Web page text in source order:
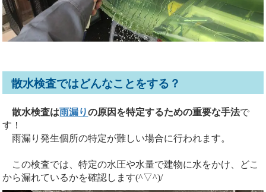
散水検査ではどんなことをする？
散水検査は雨漏りの原因を特定するための重要な手法で
す！
雨漏り発生個所の特定が難しい場合に行われます。
この検査では、特定の水圧や水量で建物に水をかけ、どこ
から漏れているかを確認します(^▽^)/